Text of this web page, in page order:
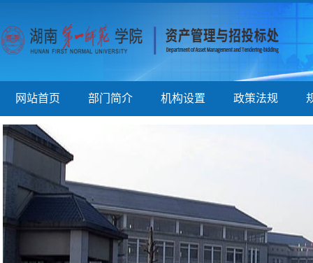
网站首页 部门简介 机构设置 政策法规